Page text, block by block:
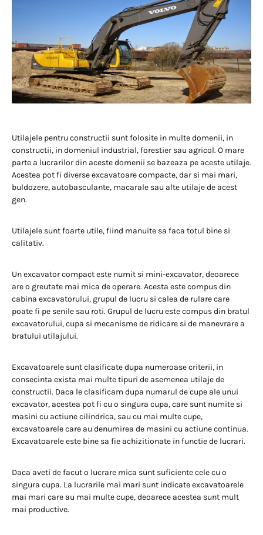
Utilajele pentru constructii sunt folosite in multe domenii, in
constructii, in domeniul industrial, forestier sau agricol. O mare
parte a lucrarilor din aceste domenii se bazeaza pe aceste utilaje.
Acestea pot fi diverse excavatoare compacte, dar si mai mari,
buldozere, autobasculante, macarale sau alte utilaje de acest
gen.
Utilajele sunt foarte utile, fiind manuite sa faca totul bine si
calitativ.
Un excavator compact este numit si mini-excavator, deoarece
are o greutate mai mica de operare. Acesta este compus din
cabina excavatorului, grupul de lucru si calea de rulare care
poate fi pe senile sau roti. Grupul de lucru este compus din bratul
excavatorului, cupa si mecanisme de ridicare si de manevrare a
bratului utilajului.
Excavatoarele sunt clasificate dupa numeroase criterii, in
consecinta exista mai multe tipuri de asemenea utilaje de
constructii. Daca le clasificam dupa numarul de cupe ale unui
excavator, acestea pot fi cu o singura cupa, care sunt numite si
masini cu actiune cilindrica, sau cu mai multe cupe,
excavatoarele care au denumirea de masini cu actiune continua.
Excavatoarele este bine sa fie achizitionate in functie de lucrari.
Daca aveti de facut o lucrare mica sunt suficiente cele cu o
singura cupa. La lucrarile mai mari sunt indicate excavatoarele
mai mari care au mai multe cupe, deoarece acestea sunt mult
mai productive.